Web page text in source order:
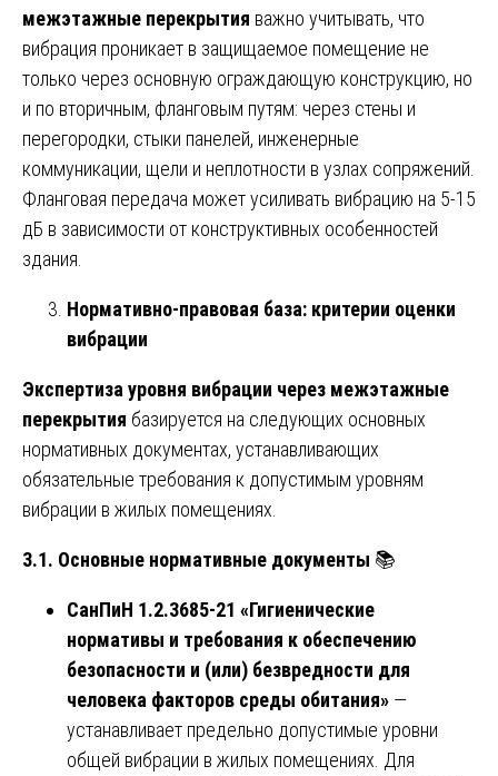
межэтажные перекрытия важно учитывать, что
вибрация проникает в защищаемое помещение не
только через основную ограждающую конструкцию, но
и по вторичным, фланговым путям: через стены и
перегородки, стыки панелей, инженерные
коммуникации, щели и неплотности в узлах сопряжений.
Фланговая передача может усиливать вибрацию на 5-15
дБ в зависимости от конструктивных особенностей
здания.
Нормативно-правовая база: критерии оценки
вибрации
Экспертиза уровня вибрации через межэтажные
перекрытия базируется на следующих основных
нормативных документах, устанавливающих
обязательные требования к допустимым уровням
вибрации в жилых помещениях.
3.1. Основные нормативные документы 📚
СанПиН 1.2.3685-21 «Гигиенические
нормативы и требования к обеспечению
безопасности и (или) безвредности для
человека факторов среды обитания» —
устанавливает предельно допустимые уровни
общей вибрации в жилых помещениях. Для